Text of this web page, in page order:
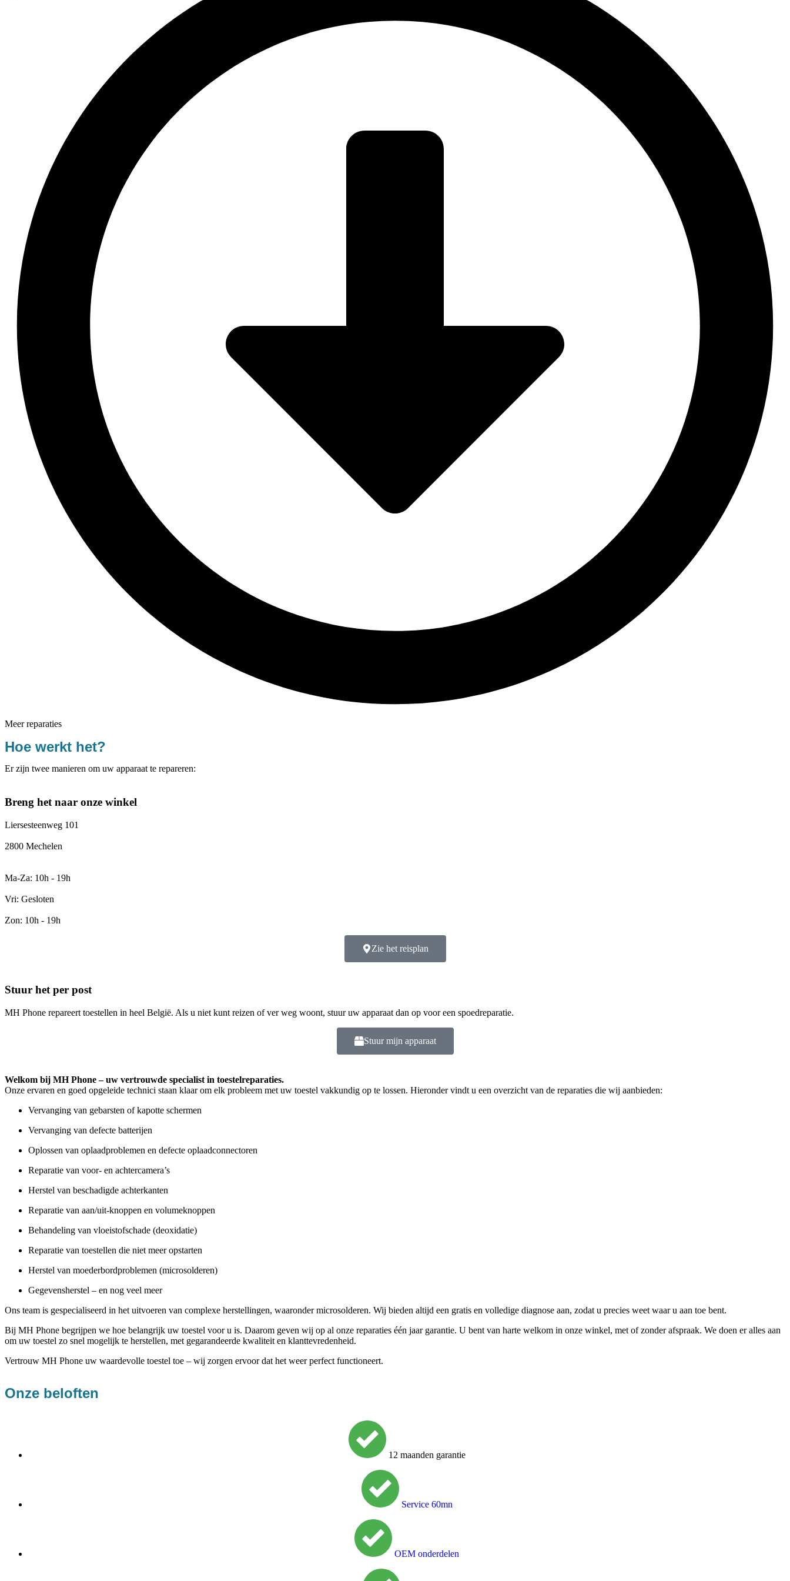
Meer reparaties
Hoe werkt het?
Er zijn twee manieren om uw apparaat te repareren:
Breng het naar onze winkel
Liersesteenweg 101
2800 Mechelen
Ma-Za: 10h - 19h
Vri: Gesloten
Zon: 10h - 19h
Zie het reisplan
Stuur het per post
MH Phone repareert toestellen in heel België. Als u niet kunt reizen of ver weg woont, stuur uw apparaat dan op voor een spoedreparatie.
Stuur mijn apparaat
Welkom bij MH Phone – uw vertrouwde specialist in toestelreparaties.
Onze ervaren en goed opgeleide technici staan klaar om elk probleem met uw toestel vakkundig op te lossen. Hieronder vindt u een overzicht van de reparaties die wij aanbieden:
Vervanging van gebarsten of kapotte schermen
Vervanging van defecte batterijen
Oplossen van oplaadproblemen en defecte oplaadconnectoren
Reparatie van voor- en achtercamera’s
Herstel van beschadigde achterkanten
Reparatie van aan/uit-knoppen en volumeknoppen
Behandeling van vloeistofschade (deoxidatie)
Reparatie van toestellen die niet meer opstarten
Herstel van moederbordproblemen (microsolderen)
Gegevensherstel – en nog veel meer
Ons team is gespecialiseerd in het uitvoeren van complexe herstellingen, waaronder microsolderen. Wij bieden altijd een gratis en volledige diagnose aan, zodat u precies weet waar u aan toe bent.
Bij MH Phone begrijpen we hoe belangrijk uw toestel voor u is. Daarom geven wij op al onze reparaties één jaar garantie. U bent van harte welkom in onze winkel, met of zonder afspraak. We doen er alles aan
om uw toestel zo snel mogelijk te herstellen, met gegarandeerde kwaliteit en klanttevredenheid.
Vertrouw MH Phone uw waardevolle toestel toe – wij zorgen ervoor dat het weer perfect functioneert.
Onze beloften
12 maanden garantie
Service 60mn
OEM onderdelen